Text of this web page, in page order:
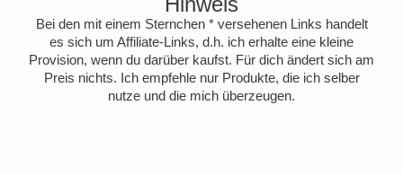
Bei den mit einem Sternchen * versehenen Links handelt
es sich um Affiliate-Links, d.h. ich erhalte eine kleine
Provision, wenn du darüber kaufst. Für dich ändert sich am
Preis nichts. Ich empfehle nur Produkte, die ich selber
nutze und die mich überzeugen.